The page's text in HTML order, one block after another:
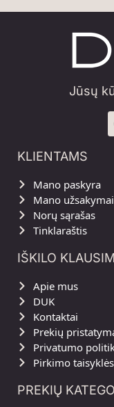
Jūsų
KLIENTAMS
Mano paskyra
Mano užsakymai
Norų sąrašas
Tinklaraštis
IŠKILO
Apie mus
DUK
Kontaktai
Prekių
Privatumo
Pirkimo taisyklės
PREKIŲ